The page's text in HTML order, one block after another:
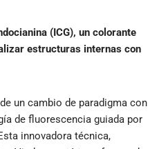
(ICG), un colorante
estructuras internas con
un cambio de paradigma con
de fluorescencia guiada por
innovadora técnica,